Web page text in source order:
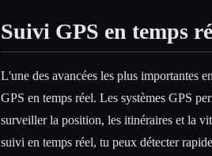
Suivi GPS en temps
L'une des avancées les plus importantes
GPS en temps réel. Les systèmes GPS
surveiller la position, les itinéraires et la
suivi en temps réel, tu peux détecter